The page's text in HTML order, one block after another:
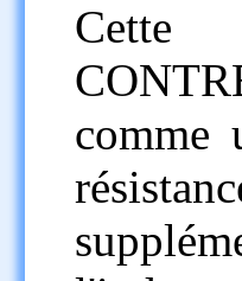
Cette
comme